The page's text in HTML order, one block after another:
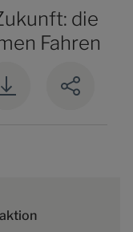
die
Fahren